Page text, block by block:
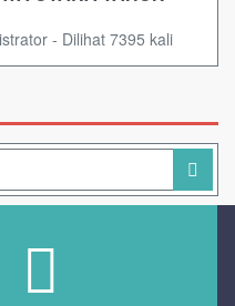
- Dilihat 7395 kali